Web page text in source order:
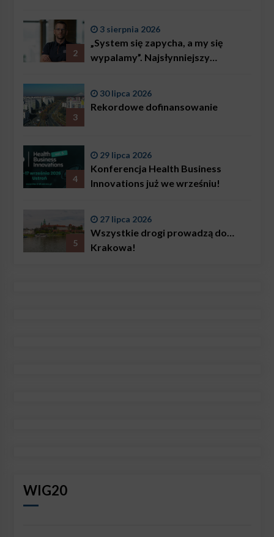
2
3 sierpnia 2026
„System się zapycha, a my się
wypalamy”. Najsłynniejszy
problemem są nie tylko choroby
3
30 lipca 2026
Rekordowe dofinansowanie
4
29 lipca 2026
Konferencja Health Business
Innovations już we wrześniu!
5
27 lipca 2026
Wszystkie drogi prowadzą do…
Krakowa!
WIG20